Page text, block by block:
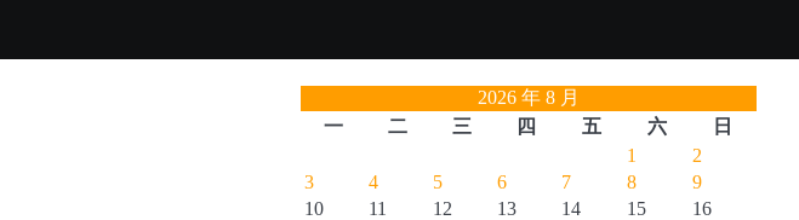
2026 年 8 月
一
二 三 四 五 六
日
1
2
3
4 5 6 7 8
9
10
11 12 13 14 15
16